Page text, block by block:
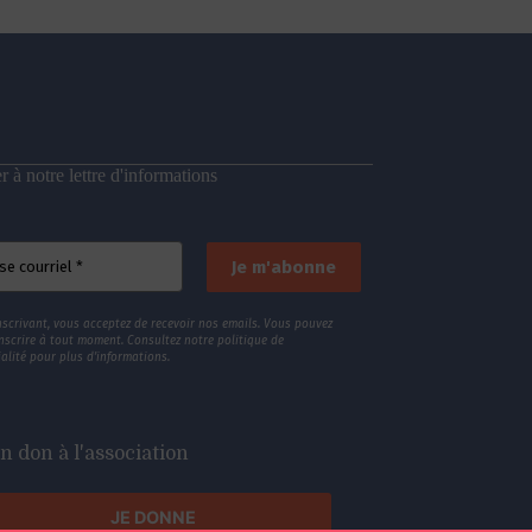
à notre lettre d'informations
vous acceptez de recevoir nos emails. Vous pouvez
à tout moment. Consultez notre politique de
pour plus d’informations.
don à l'association
JE DONNE